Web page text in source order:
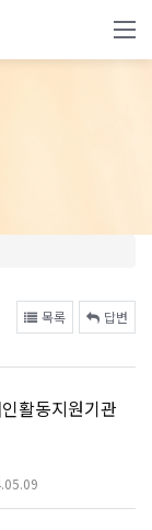
목록 답변
활동지원기관